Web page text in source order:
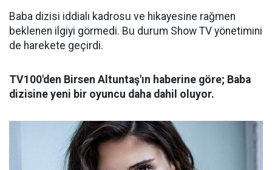
Baba dizisi iddialı kadrosu ve hikayesine rağmen
beklenen ilgiyi görmedi. Bu durum Show TV yönetimini
de harekete geçirdi.
TV100'den Birsen Altuntaş'ın haberine göre; Baba
dizisine yeni bir oyuncu daha dahil oluyor.